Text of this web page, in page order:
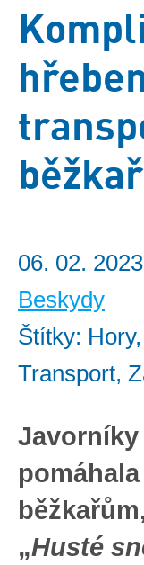
06. 02.
Beskydy
Štítky:
Transport,
Javorníky
„Husté